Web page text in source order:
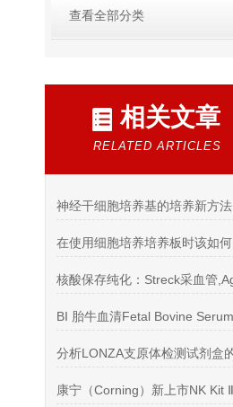
查看全部分类
相关文章
RELATED ARTICLES
神经干细胞培养基的培养新方法